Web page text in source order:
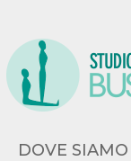
DOVE SIAMO